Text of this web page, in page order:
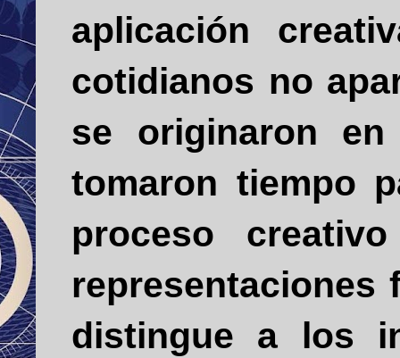
aplicación
cotidianos no
se originaron
tomaron tiempo
proceso
representaciones
distingue a los